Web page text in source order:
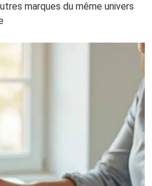
marques du même univers